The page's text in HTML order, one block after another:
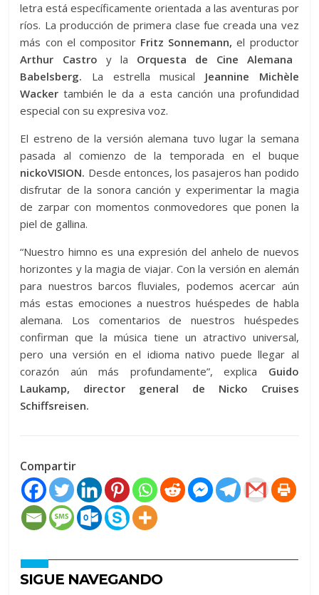
letra está específicamente orientada a las aventuras por
ríos. La producción de primera clase fue creada una vez
más con el compositor Fritz Sonnemann, el productor
Arthur Castro y la Orquesta de Cine Alemana
Babelsberg. La estrella musical Jeannine Michèle
Wacker también le da a esta canción una profundidad
especial con su expresiva voz.
El estreno de la versión alemana tuvo lugar la semana
pasada al comienzo de la temporada en el buque
nickoVISION. Desde entonces, los pasajeros han podido
disfrutar de la sonora canción y experimentar la magia
de zarpar con momentos conmovedores que ponen la
piel de gallina.
“Nuestro himno es una expresión del anhelo de nuevos
horizontes y la magia de viajar. Con la versión en alemán
para nuestros barcos fluviales, podemos acercar aún
más estas emociones a nuestros huéspedes de habla
alemana. Los comentarios de nuestros huéspedes
confirman que la música tiene un atractivo universal,
pero una versión en el idioma nativo puede llegar al
corazón aún más profundamente”, explica Guido
Laukamp, ​​director general de Nicko Cruises
Schiffsreisen.
Compartir
SIGUE NAVEGANDO